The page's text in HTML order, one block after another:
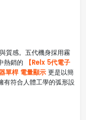
質感。五代機身採用霧
熱銷的
【Relx 5代電子
單桿 電量顯示 更是以簡
有符合人體工學的弧形設